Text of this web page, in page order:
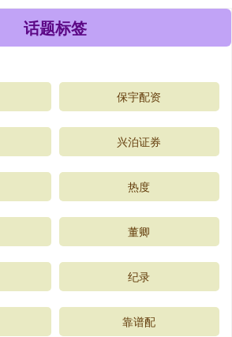
话题标签
保宇配资
兴泊证券
热度
董卿
纪录
靠谱配